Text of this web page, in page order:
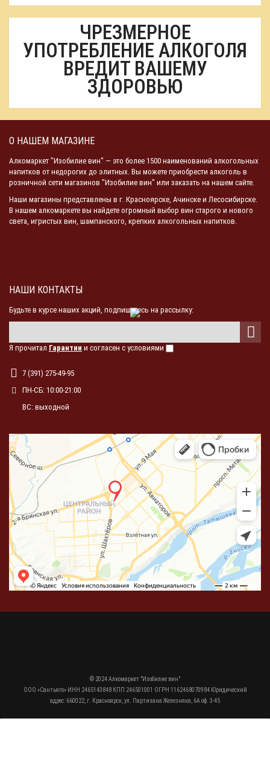
ЧРЕЗМЕРНОЕ
УПОТРЕБЛЕНИЕ АЛКОГОЛЯ
ВРЕДИТ ВАШЕМУ
ЗДОРОВЬЮ
О НАШЕМ МАГАЗИНЕ
Алкомаркет "Изобилие вин" — это более 1500 наименований алкогольных
напитков от недорогих до элитных. Вы можете приобрести алкоголь в
розничной сети магазинов "Изобилие вин" или заказать на нашем сайте.
Наши магазины представлены в г. Красноярске, Ачинске и Лесосибирске.
В нашем алкомаркете вы найдете огромный выбор вин старого и нового
света, игристых вин, шампанского, крепких алкогольных напитков.
НАШИ КОНТАКТЫ
Будьте в курсе наших акций, подпишитесь на рассылку:
Я прочитал Гарантии и согласен с условиями
7 (391) 275-49-95
ПН-СБ: 10:00-21:00
ВС: выходной
© 2024 Алкомаркет "Изобилие вин"
ООО «Сантьяго» ИНН 2465143848 КПП 246501001 ОГРН 1162468070984 Юридический
адрес: 660022, г. Красноярск, ул. Партизана Железняка, 6А оф. 3-45